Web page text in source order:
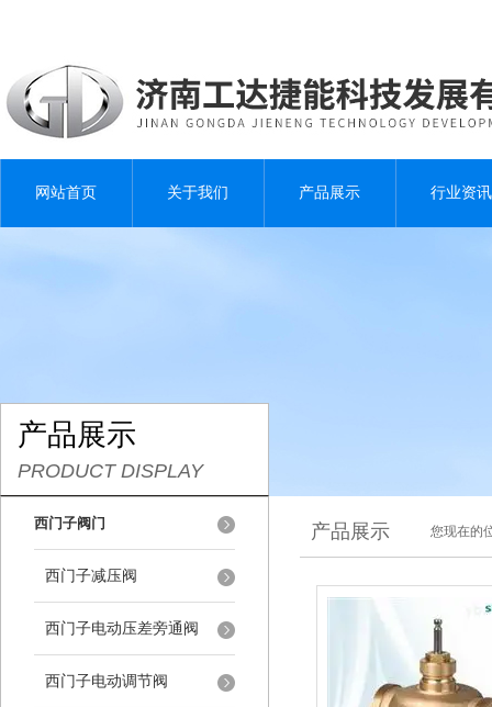
网站首页 关于我们 产品展示 行业资讯
产品展示
PRODUCT DISPLAY
西门子阀门
西门子减压阀
西门子电动压差旁通阀
西门子电动调节阀
产品展示 您现在的